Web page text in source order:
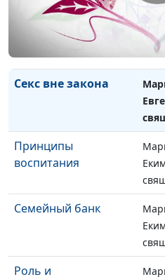
Счастливая семья
Секс вне закона
Принципы
воспитания
Семейный банк
Роль и